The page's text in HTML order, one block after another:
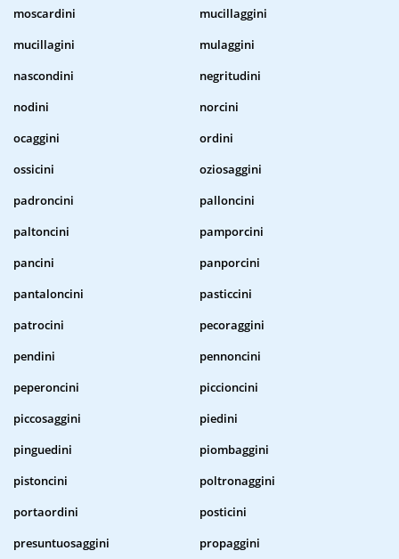
moscardini
mucillaggini
mucillagini
mulaggini
nascondini
negritudini
nodini
norcini
ocaggini
ordini
ossicini
oziosaggini
padroncini
palloncini
paltoncini
pamporcini
pancini
panporcini
pantaloncini
pasticcini
patrocini
pecoraggini
pendini
pennoncini
peperoncini
piccioncini
piccosaggini
piedini
pinguedini
piombaggini
pistoncini
poltronaggini
portaordini
posticini
presuntuosaggini
propaggini